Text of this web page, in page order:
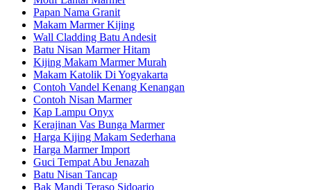
Papan Nama Granit
Makam Marmer Kijing
Wall Cladding Batu Andesit
Batu Nisan Marmer Hitam
Kijing Makam Marmer Murah
Makam Katolik Di Yogyakarta
Contoh Vandel Kenang Kenangan
Contoh Nisan Marmer
Kap Lampu Onyx
Kerajinan Vas Bunga Marmer
Harga Kijing Makam Sederhana
Harga Marmer Import
Guci Tempat Abu Jenazah
Batu Nisan Tancap
Bak Mandi Teraso Sidoarjo